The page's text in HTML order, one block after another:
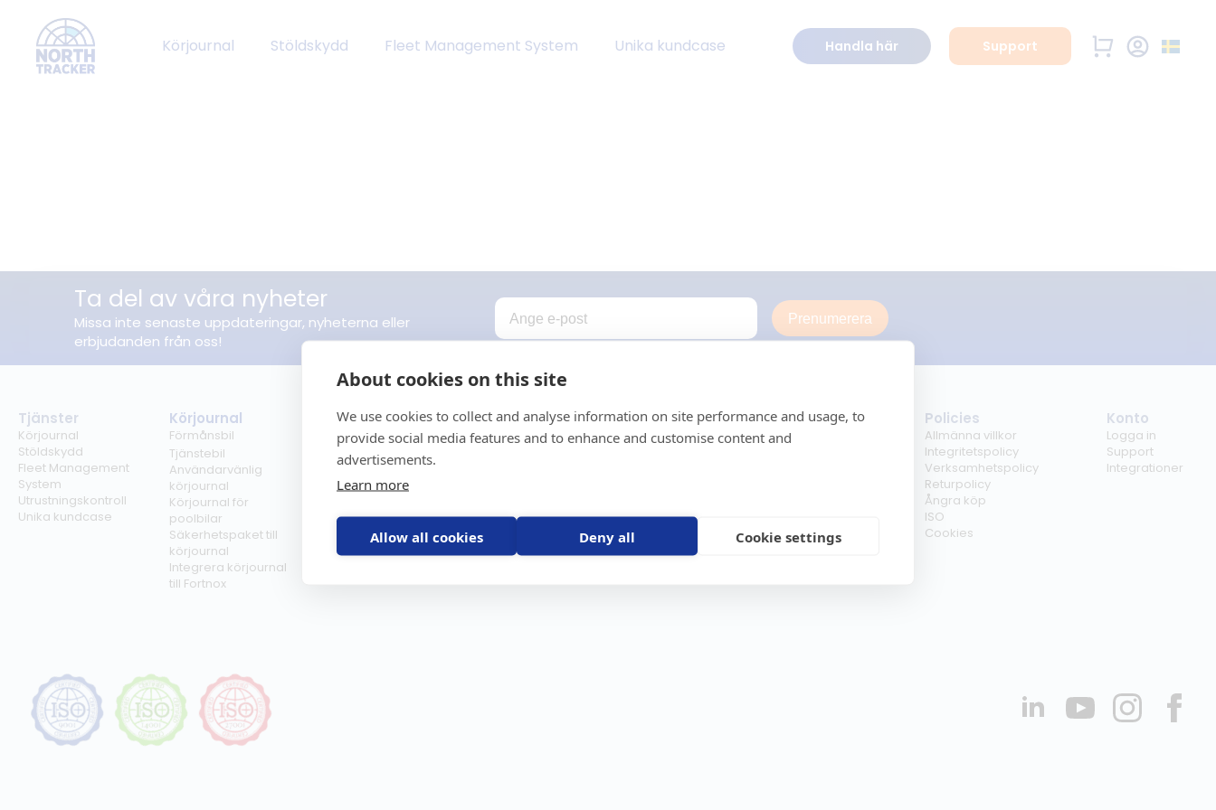
About cookies on this site
We use cookies to collect and analyse information on site performance and usage, to
provide social media features and to enhance and customise content and
advertisements.
Learn more
Allow all cookies Deny all Cookie settings
Körjournal Stöldskydd Fleet Management System Unika kundcase Handla här Support
Ta del av våra nyheter
Missa inte senaste uppdateringar, nyheterna eller
erbjudanden från oss!
Prenumerera
Tjänster
Körjournal
Stöldskydd
Fleet Management
System
Utrustningskontroll
Unika kundcase
Körjournal
Förmånsbil
Tjänstebil
Användarvänlig
körjournal
Körjournal för
poolbilar
Säkerhetspaket till
körjournal
Integrera körjournal
till Fortnox
Regelverk
Milersättning
Regler för tjänstebil
Regler för
förmånsbil
GPS-trackers
Scout 2.0
Stöldskydd
Båt
Åkgräsklippare
Moped
Vattenskoter
Företag
Om oss
Policies
Allmänna villkor
Integritetspolicy
Verksamhetspolicy
Returpolicy
Ångra köp
ISO
Cookies
Konto
Logga in
Support
Integrationer